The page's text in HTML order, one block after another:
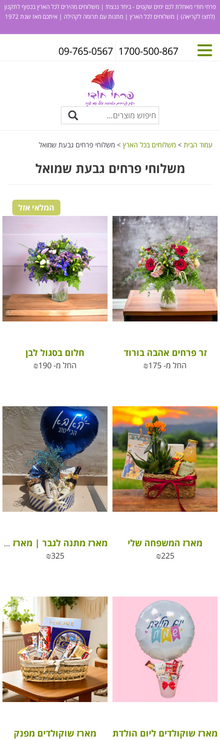
פרחי חודי מאחלת לכם ימים שקטים - ביחד ננצח! | משלוחים מהירים לכל הארץ בכפוף לתקנון
(לחצו לקריאה) | משלוחים לכל הארץ | מתנות עם תרומה לקהילה | איתכם מאז שנת 1972
1700-500-867
09-765-0567
עמוד הבית > משלוחים בכל הארץ > משלוחי פרחים גבעת שמואל
משלוחי פרחים גבעת שמואל
זר פרחים אהבה בורוד
החל מ- ₪175
המלאי אזל
חלום בסגול לבן
החל מ- ₪190
מארז המשפחה שלי
₪225
מארז מתנה לגבר | מארז מתנה לאבא
₪325
מארז שוקולדים ליום הולדת מארז שוקולדים מפנק